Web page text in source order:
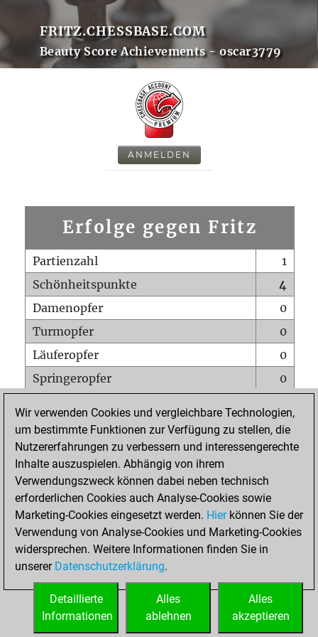
FRITZ.CHESSBASE.COM
Beauty Score Achievements - oscar3779
ANMELDEN
Erfolge gegen Fritz
Partienzahl
1
Schönheitspunkte
4
Damenopfer
0
Turmopfer
0
Läuferopfer
0
Springeropfer
0
Matt auf vollem Brett
0
Bauer setzt Matt
0
Erstickte Matts
Unterverwandlungen
Türme auf der siebten
0
STARTSEITE
Wir verwenden Cookies und vergleichbare Technologien,
um bestimmte Funktionen zur Verfügung zu stellen, die
Nutzererfahrungen zu verbessern und interessengerechte
Inhalte auszuspielen. Abhängig von ihrem
Verwendungszweck können dabei neben technisch
erforderlichen Cookies auch Analyse-Cookies sowie
Marketing-Cookies eingesetzt werden. Hierkönnen Sie der
Verwendung von Analyse-Cookies und Marketing-Cookies
widersprechen. Weitere Informationen finden Sie in
unserer Datenschutzerklärung.
Alles
akzeptieren
Alles
ablehnen
Detaillierte
Informationen